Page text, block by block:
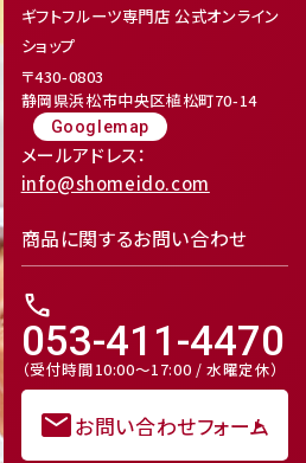
ギフトフルーツ専門店 公式オンライン
ショップ
〒430-0803
静岡県浜松市中央区植松町70-14
Googlemap
メールアドレス：
info@shomeido.com
商品に関するお問い合わせ
call
053-411-4470
（受付時間10:00～17:00 / 水曜定休）
mailお問い合わせフォーム